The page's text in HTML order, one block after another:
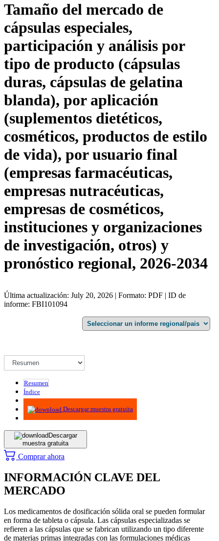
Tamaño del mercado de
cápsulas especiales,
participación y análisis por
tipo de producto (cápsulas
duras, cápsulas de gelatina
blanda), por aplicación
(suplementos dietéticos,
cosméticos, productos de estilo
de vida), por usuario final
(empresas farmacéuticas,
empresas nutracéuticas,
empresas de cosméticos,
instituciones y organizaciones
de investigación, otros) y
pronóstico regional, 2026-2034
Última actualización: July 20, 2026 | Formato: PDF | ID de
informe: FBI101094
Resumen
Índice
Metodología
Descargar muestra gratuita
Descargar
muestra gratuita
Comprar ahora
INFORMACIÓN CLAVE DEL
MERCADO
Los medicamentos de dosificación sólida oral se pueden formular
en forma de tableta o cápsula. Las cápsulas especializadas se
refieren a las cápsulas que se fabrican utilizando un tipo diferente
de materias primas integradas con las formulaciones médicas